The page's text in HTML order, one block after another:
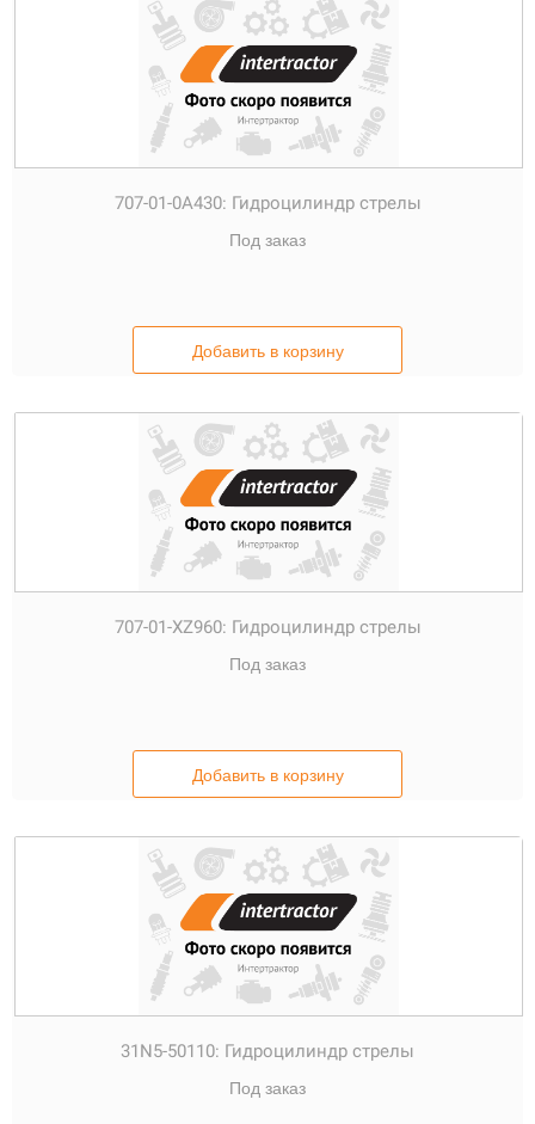
707-01-0А430: Гидроцилиндр стрелы
Под заказ
Добавить в корзину
707-01-XZ960: Гидроцилиндр стрелы
Под заказ
Добавить в корзину
31N5-50110: Гидроцилиндр стрелы
Под заказ